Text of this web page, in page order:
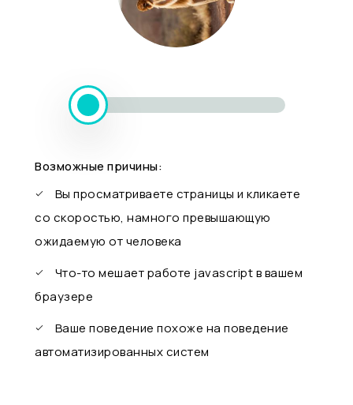
Возможные причины:
Вы просматриваете страницы и кликаете
со скоростью, намного превышающую
ожидаемую от человека
Что-то мешает работе javascript в вашем
браузере
Ваше поведение похоже на поведение
автоматизированных систем